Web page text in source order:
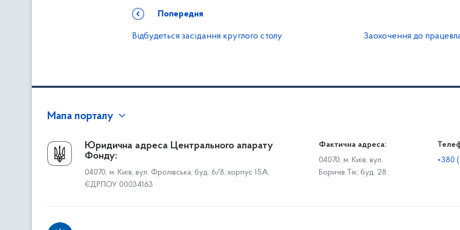
Попередня
Відбудеться засідання круглого столу Заохочення до
Мапа порталу
Про Фонд
Керівництво
Структура Фонду
Територіальні відділення
Громадянам
Доступ до публічної інформації
Звіти щодо роботи із запитами на отримання публічної
Юридична адреса Центрального апарату
Фонду:
04070, м. Київ, вул. Фролівська, буд. 6/8, корпус 15А,
ЄДРПОУ 00034163
Фактична адреса:
04070, м. Київ, вул.
Боричів Тік, буд. 28
+380